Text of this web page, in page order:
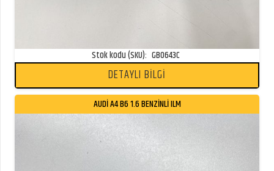
Stok kodu (SKU): GB0643C
DETAYLI BİLGİ
AUDİ A4 B6 1.6 BENZİNLİ ILM